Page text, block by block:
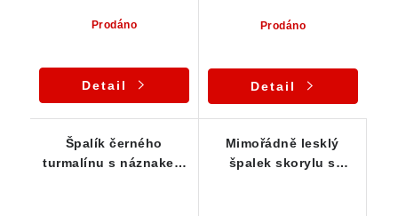
Prodáno
Detail
Prodáno
Detail
Špalík černého
turmalínu s náznakem
Mimořádně lesklý
špalek skorylu s